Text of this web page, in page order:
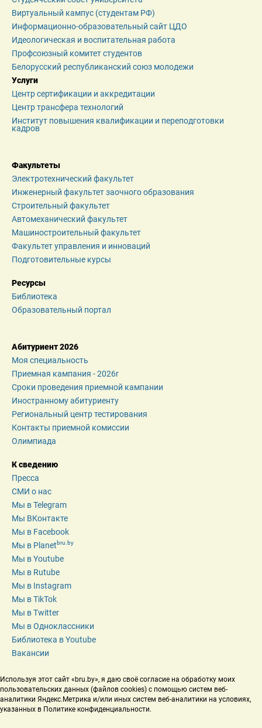
Виртуальный кампус (студентам РФ)
Информационно-образовательный сайт ЦДО
Идеологическая и воспитательная работа
Профсоюзный комитет студентов
Белорусский республиканский союз молодежи
Услуги
Центр сертификации и аккредитации
Центр трансфера технологий
Институт повышения квалификации и переподготовки
кадров
Факультеты
Электротехнический факультет
Инженерный факультет заочного образования
Строительный факультет
Автомеханический факультет
Машиностроительный факультет
Факультет управления и инноваций
Подготовительные курсы
Ресурсы
Библиотека
Образовательный портал
Абитуриент 2026
Моя специальность
Приемная кампания - 2026r
Сроки проведения приемной кампании
Иностранному абитуриенту
Региональный центр тестирования
Контакты приемной комиссии
Олимпиада
К сведению
Пресса
СМИ о нас
Мы в Telegram
Мы ВКонтакте
Мы в Facebook
Мы в Planetbru.by
Мы в Youtube
Мы в Rutube
Мы в Instagram
Мы в TikTok
Мы в Twitter
Мы в Одноклассники
Библиотека в Youtube
Вакансии
Используя этот сайт «bru.by», я даю своё согласие на обработку моих
пользовательских данных (файлов cookies) с помощью систем веб-
аналитики Яндекс.Метрика и/или иных систем веб-аналитики на условиях,
указанных в Политике конфиденциальности.